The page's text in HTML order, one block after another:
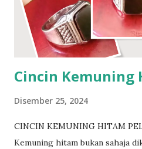
sebagai besi darul..besi
para pesilat..perawat..pendekar
keras nak prosesnya pun
Allah dengan izin-Nya.
Cincin Kemuning
Disember 25, 2024
CINCIN KEMUNING HITAM
Kemuning hitam bukan sahaja